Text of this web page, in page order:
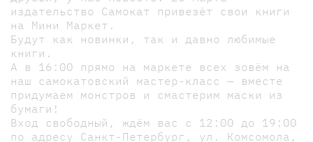
издательство Самокат привезёт свои книги
на Мини Маркет.
Будут как новинки, так и давно любимые
книги.
А в 16:00 прямо на маркете всех зовём на
наш самокатовский мастер-класс — вместе
придумаем монстров и смастерим маски из
бумаги!
Вход свободный, ждём вас с 12:00 до 19:00
по адресу Санкт-Петербург, ул. Комсомола,